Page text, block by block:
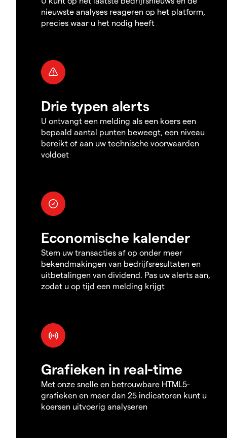
nieuwste analyses reageren op het platform,
precies waar u het nodig heeft
Drie typen alerts
U ontvangt een melding als een koers een
bepaald aantal punten beweegt, een niveau
bereikt of aan uw technische voorwaarden
voldoet
Economische kalender
Stem uw transacties af op onder meer
bekendmakingen van bedrijfsresultaten en
uitbetalingen van dividend. Pas uw alerts aan,
zodat u op tijd een melding krijgt
Grafieken in real-time
Met onze snelle en betrouwbare HTML5-
grafieken en meer dan 25 indicatoren kunt u
koersen uitvoerig analyseren